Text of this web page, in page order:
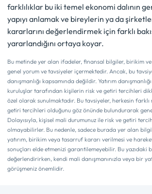
farklılıklar bu iki temel ekonomi dalının
yapıyı anlamak ve bireylerin ya da
kararlarını değerlendirmek için farklı
yararlandığını ortaya koyar.
Bu metinde yer alan ifadeler, finansal bilgiler, birikim
genel yorum ve tavsiyeler içermektedir. Ancak, bu
danışmanlığı kapsamında değildir. Yatırım
kuruluşlar tarafından kişilerin risk ve getiri tercihleri
özel olarak sunulmaktadır. Bu tavsiyeler, herkesin
getiri tercihleri olduğunu göz önünde bulundurarak
Dolayısıyla, kişisel mali durumunuz ile risk ve getiri
olmayabilirler. Bu nedenle, sadece burada yer alan
yatırım, birikim veya tasarruf kararı verilmesi ve
sonuçları elde etmenizi garantilemeyebilir. Bu yazıdaki
değerlendirirken, kendi mali danışmanınızla veya bir
görüşmeniz önemlidir.